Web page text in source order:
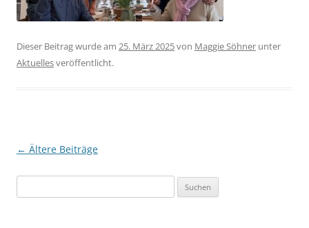
Dieser Beitrag wurde am 25. März 2025von Maggie Söhner unter
Aktuellesveröffentlicht.
Beitragsnavigation
← Ältere Beiträge
nach: